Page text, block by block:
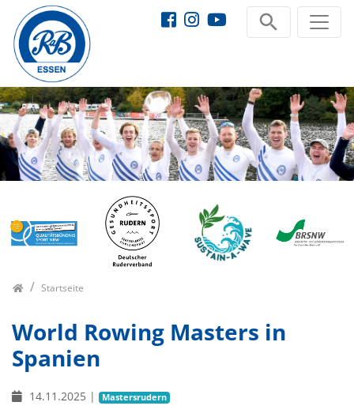
Startseite
World Rowing Masters in
Spanien
14.11.2025 | Mastersrudern